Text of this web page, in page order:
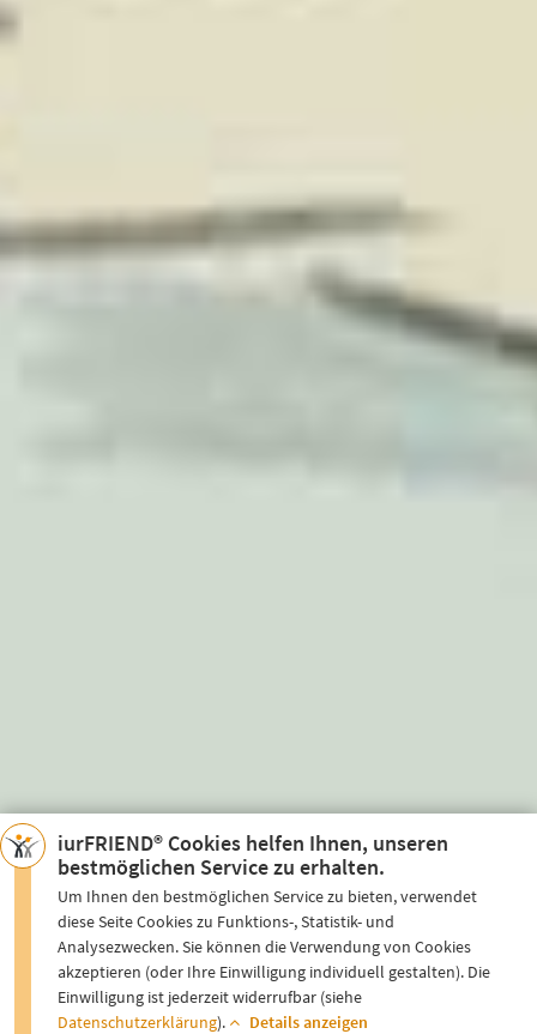
iurFRIEND® Cookies helfen Ihnen, unseren
bestmöglichen Service zu erhalten.
Um Ihnen den bestmöglichen Service zu bieten, verwendet
diese Seite Cookies zu Funktions-, Statistik- und
Analysezwecken. Sie können die Verwendung von Cookies
akzeptieren (oder Ihre Einwilligung individuell gestalten). Die
Einwilligung ist jederzeit widerrufbar (siehe
Datenschutzerklärung). Details anzeigen